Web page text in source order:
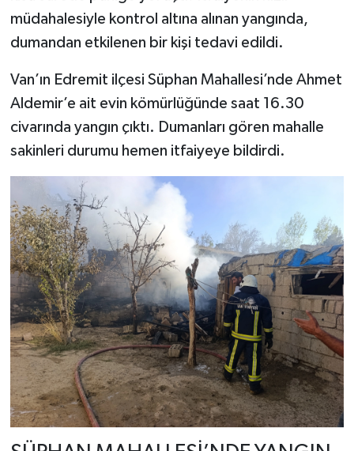
müdahalesiyle kontrol altına alınan yangında,
dumandan etkilenen bir kişi tedavi edildi.
Van’ın Edremit ilçesi Süphan Mahallesi’nde Ahmet
Aldemir’e ait evin kömürlüğünde saat 16.30
civarında yangın çıktı. Dumanları gören mahalle
sakinleri durumu hemen itfaiyeye bildirdi.